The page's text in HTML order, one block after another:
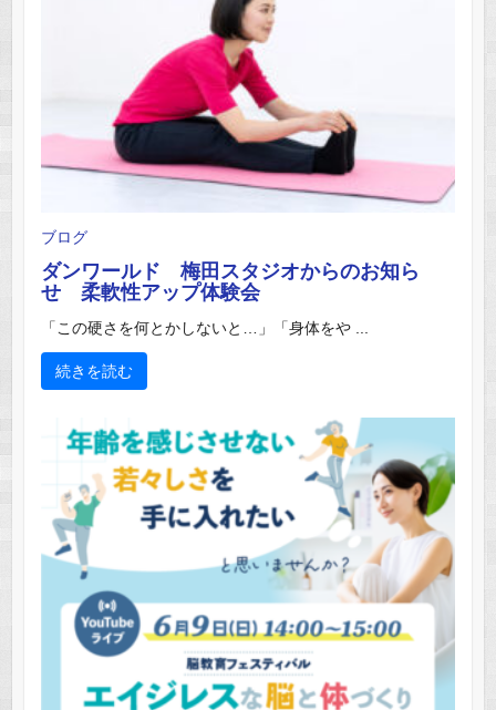
ブログ
ダンワールド 梅田スタジオからのお知ら
せ 柔軟性アップ体験会
「この硬さを何とかしないと…」「身体をや ...
続きを読む